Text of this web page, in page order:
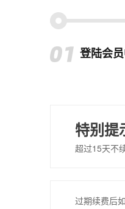
登陆会
特别提
超过15天不
过期续费后